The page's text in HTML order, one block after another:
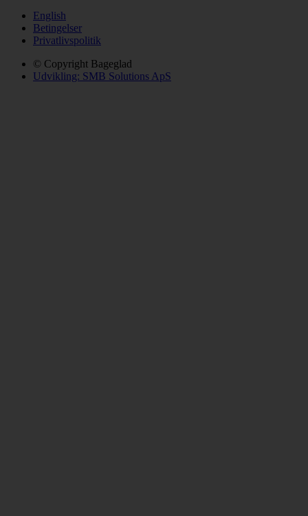
English
Betingelser
Privatlivspolitik
© Copyright Bageglad
Udvikling: SMB Solutions ApS